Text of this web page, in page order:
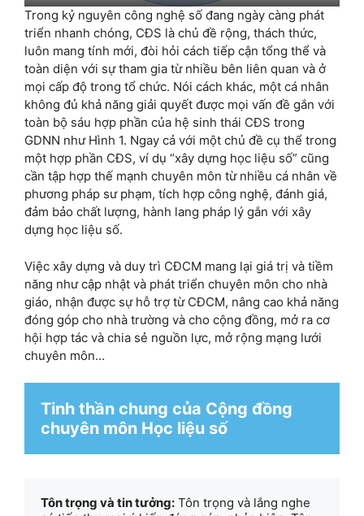
Trong kỷ nguyên công nghệ số đang ngày càng phát
triển nhanh chóng, CĐS là chủ đề rộng, thách thức,
luôn mang tính mới, đòi hỏi cách tiếp cận tổng thể và
toàn diện với sự tham gia từ nhiều bên liên quan và ở
mọi cấp độ trong tổ chức. Nói cách khác, một cá nhân
không đủ khả năng giải quyết được mọi vấn đề gắn với
toàn bộ sáu hợp phần của hệ sinh thái CĐS trong
GDNN như Hình 1. Ngay cả với một chủ đề cụ thể trong
một hợp phần CĐS, ví dụ “xây dựng học liệu số” cũng
cần tập hợp thế mạnh chuyên môn từ nhiều cá nhân về
phương pháp sư phạm, tích hợp công nghệ, đánh giá,
đảm bảo chất lượng, hành lang pháp lý gắn với xây
dựng học liệu số.
Việc xây dựng và duy trì CĐCM mang lại giá trị và tiềm
năng như cập nhật và phát triển chuyên môn cho nhà
giáo, nhận được sự hỗ trợ từ CĐCM, nâng cao khả năng
đóng góp cho nhà trường và cho cộng đồng, mở ra cơ
hội hợp tác và chia sẻ nguồn lực, mở rộng mạng lưới
chuyên môn…
Tinh thần chung của Cộng đồng
chuyên môn Học liệu số
Tôn trọng và tin tưởng: Tôn trọng và lắng nghe